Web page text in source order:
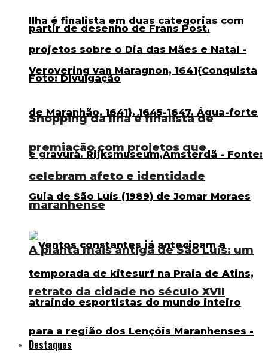
Shopping da Ilha é finalista de
premiação com projetos que
celebram afeto e identidade
maranhense
A planta mais antiga de São Luís: um
retrato da cidade no século XVII
Destaques